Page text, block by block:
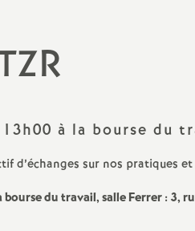
titulaires
à la bourse du
d’échanges sur nos pratiques
du travail, salle Ferrer : 3,